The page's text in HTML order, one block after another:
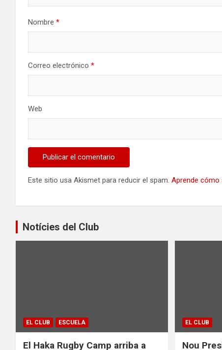
Nombre *
Correo electrónico *
Web
Este sitio usa Akismet para reducir el spam. Aprende
Notícies del Club
EL CLUB ESCUELA
El Haka Rugby Camp arriba a
EL CLUB
Nou